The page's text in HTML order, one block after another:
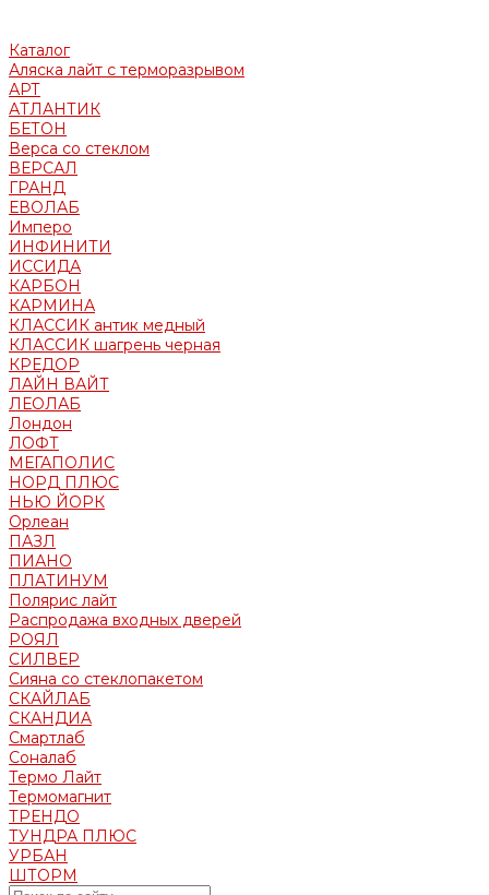
Каталог
Аляска лайт с терморазрывом
АРТ
АТЛАНТИК
БЕТОН
Верса со стеклом
ВЕРСАЛ
ГРАНД
ЕВОЛАБ
Имперо
ИНФИНИТИ
ИССИДА
КАРБОН
КАРМИНА
КЛАССИК антик медный
КЛАССИК шагрень черная
КРЕДОР
ЛАЙН ВАЙТ
ЛЕОЛАБ
Лондон
ЛОФТ
МЕГАПОЛИС
НОРД ПЛЮС
НЬЮ ЙОРК
Орлеан
ПАЗЛ
ПИАНО
ПЛАТИНУМ
Полярис лайт
Распродажа входных дверей
РОЯЛ
СИЛВЕР
Сияна со стеклопакетом
СКАЙЛАБ
СКАНДИA
Смартлаб
Соналаб
Термо Лайт
Термомагнит
ТРЕНДО
ТУНДРА ПЛЮС
УРБАН
ШТОРМ